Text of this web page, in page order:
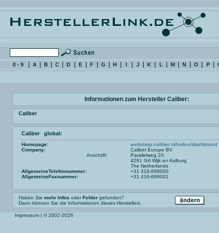
0 - 9 A B C D E F G H I J K L M N O P
Informationen zum Hersteller Caliber:
Caliber
Caliber global:
Homepage:
webshop.caliber.nl/index/dashboard
Company:
Caliber Europe BV
Anschrift:
Parallelweg 2A
4261 GA Wijk en Aalburg
The Netherlands
AllgemeineTelefonnummer:
+31 416-699000
AllgemeineFaxnummer:
+31 416-699001
Haben Sie mehr Infos oderFehler gefunden?
Dann können Sie die Informationen dieses Herstellers
Impressum | © 2002-2026